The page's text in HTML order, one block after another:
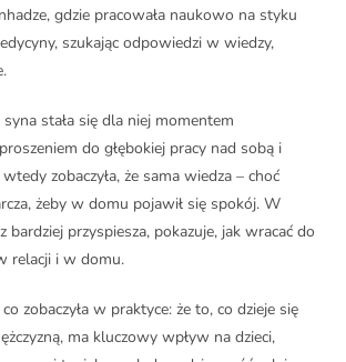
gdzie pracowała naukowo na styku
szukając odpowiedzi w wiedzy,
stała się dla niej momentem
do głębokiej pracy nad sobą i
zobaczyła, że sama wiedza – choć
żeby w domu pojawił się spokój. W
bardziej przyspiesza, pokazuje, jak wracać do
relacji i w domu.
zobaczyła w praktyce: że to, co dzieje się
ma kluczowy wpływ na dzieci,